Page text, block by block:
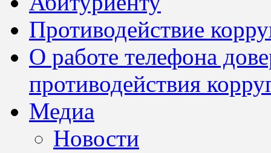
Противодействие
О работе телефона
противодействия
Медиа
Новости